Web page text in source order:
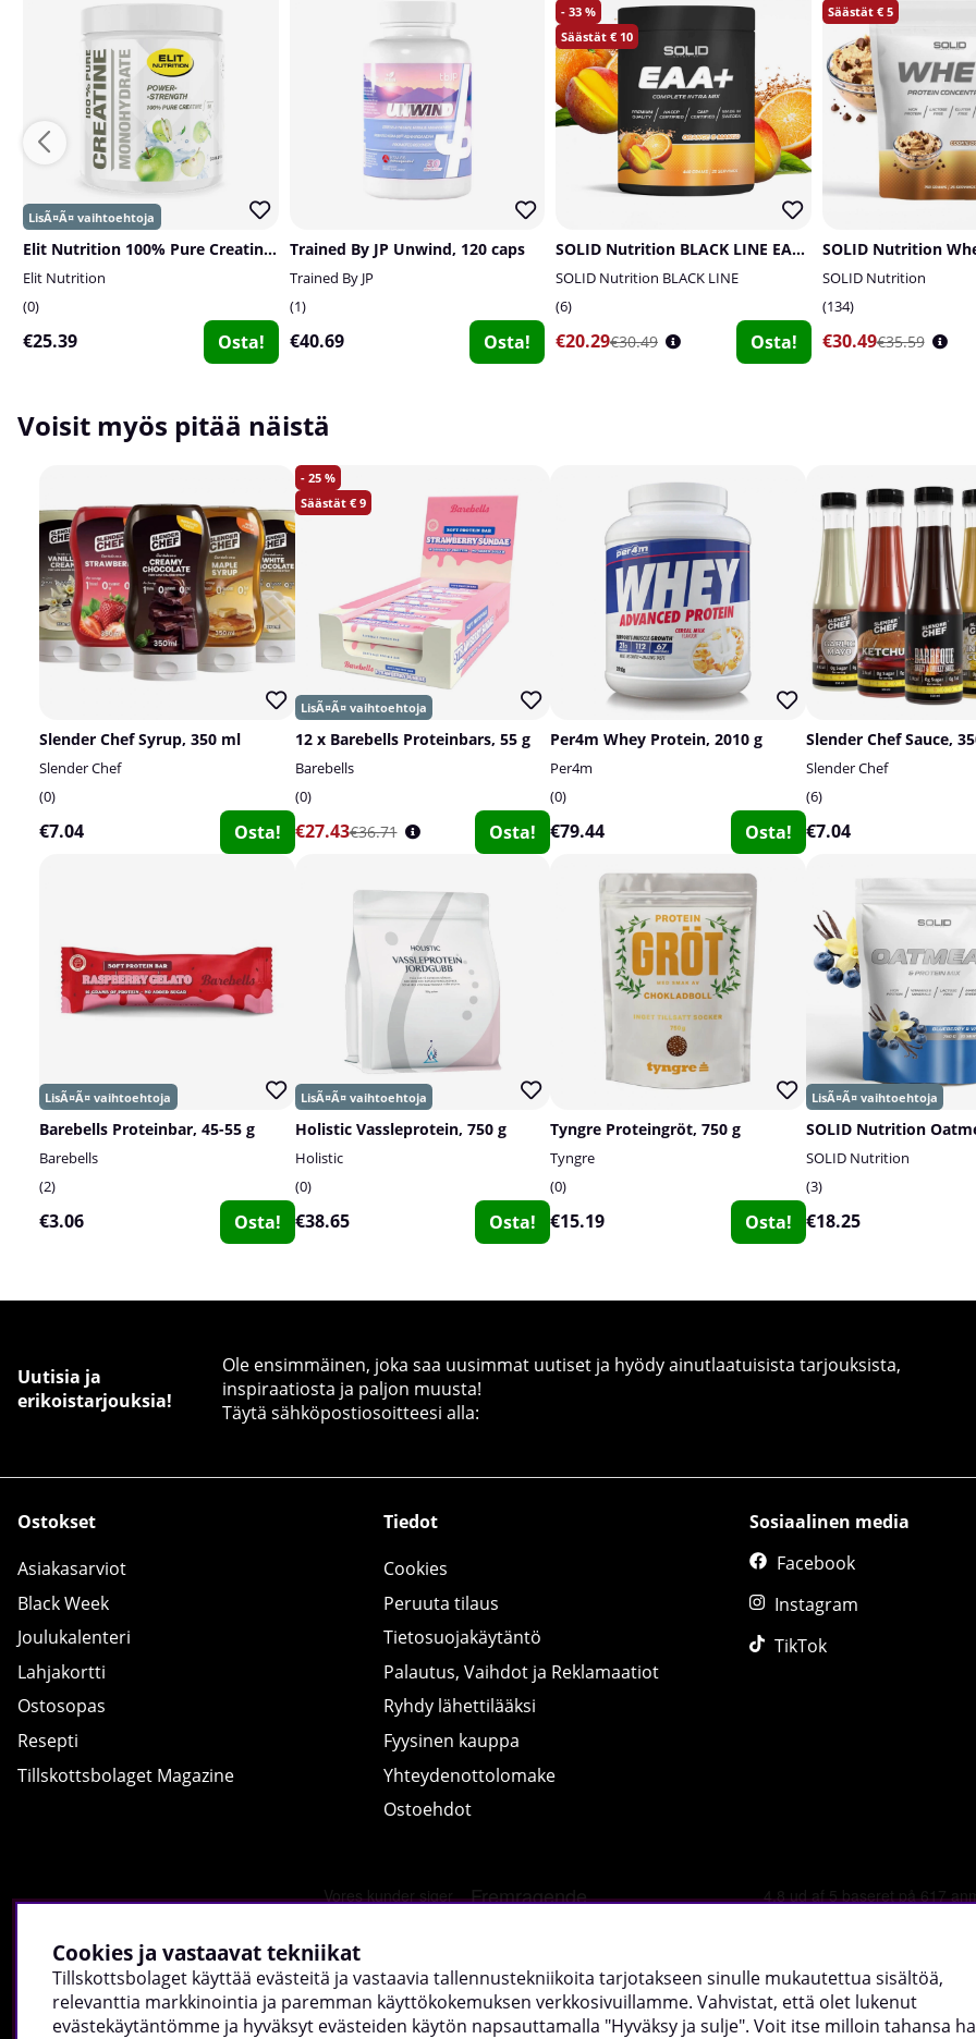
Elit Nutrition 100% Pure Creatine Monohydrate, 300 g
Elit Nutrition
0
€25.39 Osta!
Trained By JP Unwind, 120 caps
Trained By JP
1
€40.69 Osta!
33
10
SOLID Nutrition BLACK LINE EAA+, 440 g
SOLID Nutrition BLACK LINE
6
€20.29€30.49 Osta!
5
SOLID Nutrition
SOLID Nutrition
134
€30.49€35.59
Voisit myös pitää näistä
Slender Chef Syrup, 350 ml
Slender Chef
0
€7.04 Osta!
25
9
12 x Barebells Proteinbars, 55 g
Barebells
0
€27.43€36.71 Osta!
Per4m Whey Protein, 2010 g
Per4m
0
€79.44 Osta!
Slender Chef Sauce,
Slender Chef
6
€7.04
Barebells Proteinbar, 45-55 g
Barebells
2
€3.06 Osta!
Holistic Vassleprotein, 750 g
Holistic
0
€38.65 Osta!
Tyngre Proteingröt, 750 g
Tyngre
0
€15.19 Osta!
SOLID Nutrition
3
€18.25
Uutisia ja
erikoistarjouksia!
Ole ensimmäinen, joka saa uusimmat uutiset ja hyödy ainutlaatuisista tarjouksista,
inspiraatiosta ja paljon muusta!
Täytä sähköpostiosoitteesi alla:
Ostokset
Asiakasarviot
Black Week
Joulukalenteri
Lahjakortti
Ostosopas
Resepti
Tillskottsbolaget Magazine
Tiedot
Cookies
Peruuta tilaus
Tietosuojakäytäntö
Palautus, Vaihdot ja Reklamaatiot
Ryhdy lähettilääksi
Fyysinen kauppa
Yhteydenottolomake
Ostoehdot
Sosiaalinen media
Facebook
Instagram
TikTok
Cookies ja vastaavat tekniikat
Tillskottsbolaget käyttää evästeitä ja vastaavia tallennustekniikoita tarjotakseen sinulle mukautettua sisältöä,
relevanttia markkinointia ja paremman käyttökokemuksen verkkosivuillamme. Vahvistat, että olet lukenut
evästekäytäntömme ja hyväksyt evästeiden käytön napsauttamalla "Hyväksy ja sulje". Voit itse milloin tahansa